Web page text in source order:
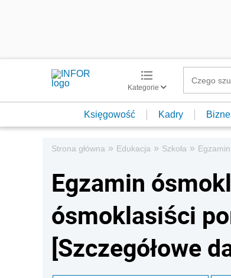
Kategorie
Księgowość Kadry
Strona główna » Edukacja » Szkoła »
Egzamin
ósmoklasiści
[Szczegółowe